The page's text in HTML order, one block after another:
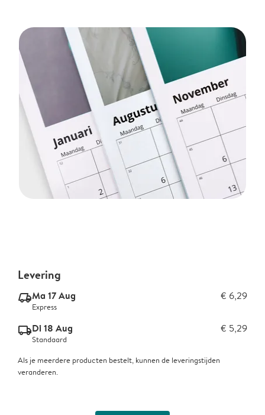
Levering
delivery_express_v2Ma 17 Aug € 6,29
Express
delivery_standard_v2Di 18 Aug € 5,29
Standaard
Als je meerdere producten bestelt, kunnen de leveringstijden
veranderen.